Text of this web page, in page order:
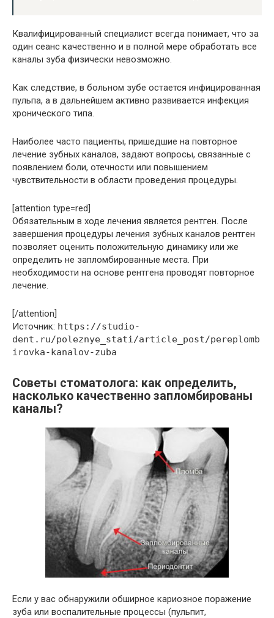
Квалифицированный специалист всегда понимает, что за
один сеанс качественно и в полной мере обработать все
каналы зуба физически невозможно.
Как следствие, в больном зубе остается инфицированная
пульпа, а в дальнейшем активно развивается инфекция
хронического типа.
Наиболее часто пациенты, пришедшие на повторное
лечение зубных каналов, задают вопросы, связанные с
появлением боли, отечности или повышением
чувствительности в области проведения процедуры.
[attention type=red]
Обязательным в ходе лечения является рентген. После
завершения процедуры лечения зубных каналов рентген
позволяет оценить положительную динамику или же
определить не запломбированные места. При
необходимости на основе рентгена проводят повторное
лечение.
[/attention]
Источник: https://studio-
dent.ru/poleznye_stati/article_post/pereplomb
irovka-kanalov-zuba
Советы стоматолога: как определить,
насколько качественно запломбированы
каналы?
Если у вас обнаружили обширное кариозное поражение
зуба или воспалительные процессы (пульпит,